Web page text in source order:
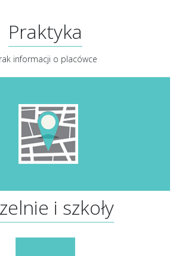
Praktyka
informacji o placówce
i szkoły